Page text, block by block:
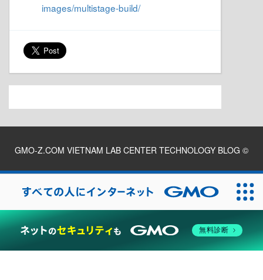
images/multistage-build/
GMO-Z.COM VIETNAM LAB CENTER TECHNOLOGY BLOG ©
2026
無料診断